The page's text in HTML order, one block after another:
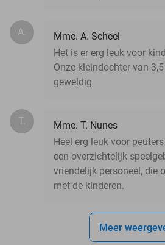
A.
Mme. A. Scheel
Het is er erg leuk voor
Onze kleindochter van
geweldig
T.
Mme. T. Nunes
Heel erg leuk voor
een overzichtelijk
vriendelijk personeel, die
met de kinderen.
Meer